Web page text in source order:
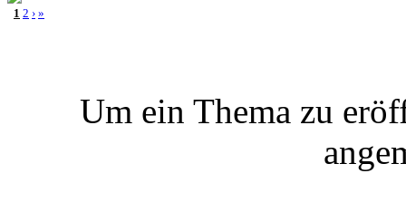
1 2 › »
Um ein Thema zu